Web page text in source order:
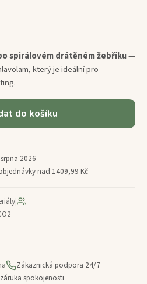
spirálovém drátěném žebříku—
který je ideální pro
do košíku
2026
nad 1409,99 Kč
|
Zákaznická podpora 24/7
spokojenosti